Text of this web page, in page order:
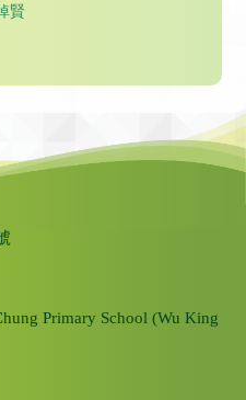
賢
Primary School (Wu King